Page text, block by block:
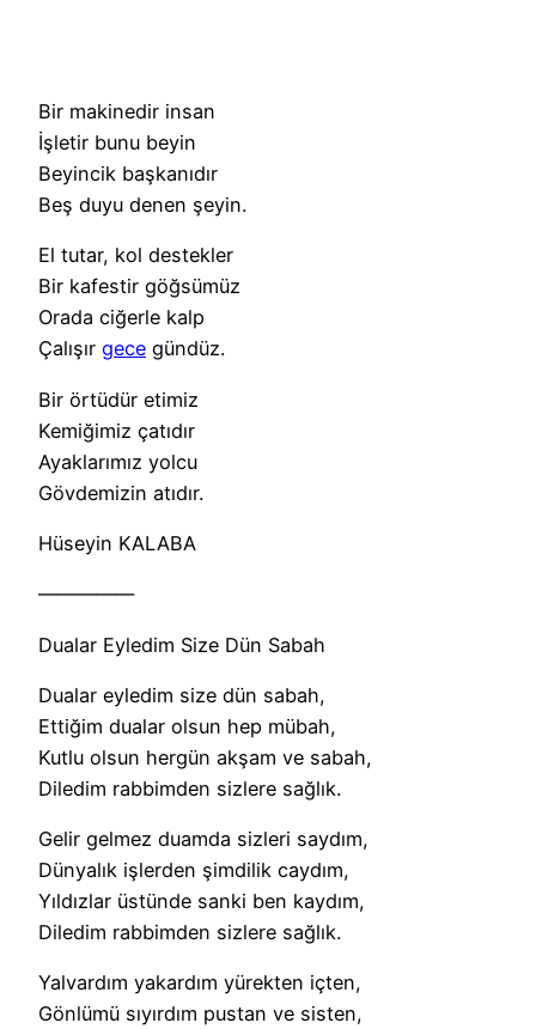
Bir makinedir insan
İşletir bunu beyin
Beyincik başkanıdır
Beş duyu denen şeyin.
El tutar, kol destekler
Bir kafestir göğsümüz
Orada ciğerle kalp
Çalışır gece gündüz.
Bir örtüdür etimiz
Kemiğimiz çatıdır
Ayaklarımız yolcu
Gövdemizin atıdır.
Hüseyin KALABA
—————
Dualar Eyledim Size Dün Sabah
Dualar eyledim size dün sabah,
Ettiğim dualar olsun hep mübah,
Kutlu olsun hergün akşam ve sabah,
Diledim rabbimden sizlere sağlık.
Gelir gelmez duamda sizleri saydım,
Dünyalık işlerden şimdilik caydım,
Yıldızlar üstünde sanki ben kaydım,
Diledim rabbimden sizlere sağlık.
Yalvardım yakardım yürekten içten,
Gönlümü sıyırdım pustan ve sisten,